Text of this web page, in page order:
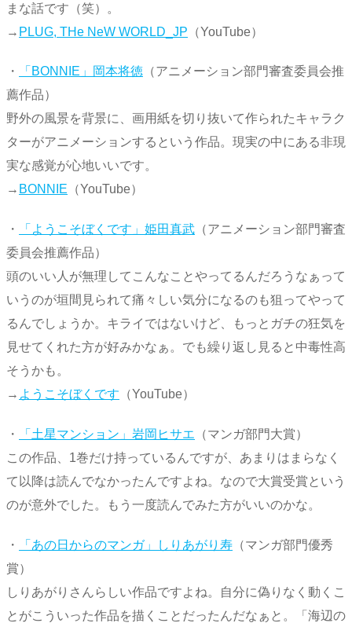
まな話です（笑）。
→ PLUG, THe NeW WORLD_JP （YouTube）
・ 「BONNIE」岡本将徳 （アニメーション部門審査委員会推
薦作品）
野外の風景を背景に、画用紙を切り抜いて作られたキャラク
ターがアニメーションするという作品。現実の中にある非現
実な感覚が心地いいです。
→ BONNIE （YouTube）
・ 「ようこそぼくです」姫田真武 （アニメーション部門審査
委員会推薦作品）
頭のいい人が無理してこんなことやってるんだろうなぁって
いうのが垣間見られて痛々しい気分になるのも狙ってやって
るんでしょうか。キライではないけど、もっとガチの狂気を
見せてくれた方が好みかなぁ。でも繰り返し見ると中毒性高
そうかも。
→ ようこそぼくです （YouTube）
・ 「土星マンション」岩岡ヒサエ （マンガ部門大賞）
この作品、1巻だけ持っているんですが、あまりはまらなく
て以降は読んでなかったんですよね。なので大賞受賞という
のが意外でした。もう一度読んでみた方がいいのかな。
・ 「あの日からのマンガ」しりあがり寿 （マンガ部門優秀
賞）
しりあがりさんらしい作品ですよね。自分に偽りなく動くこ
とがこういった作品を描くことだったんだなぁと。「海辺の